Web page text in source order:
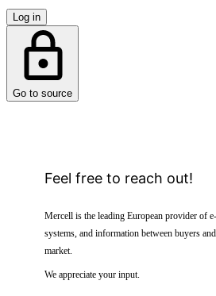
Log in
Go to source
Feel free to reach out!
Mercell is the leading European provider of
systems, and information between buyers
market.
We appreciate your input.